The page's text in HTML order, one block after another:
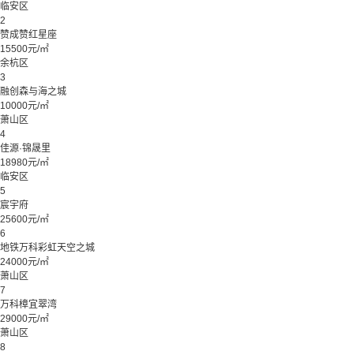
临安区
2
赞成赞红星座
15500元/㎡
余杭区
3
融创森与海之城
10000元/㎡
萧山区
4
佳源·锦晟里
18980元/㎡
临安区
5
宸宇府
25600元/㎡
6
地铁万科彩虹天空之城
24000元/㎡
萧山区
7
万科樟宜翠湾
29000元/㎡
萧山区
8